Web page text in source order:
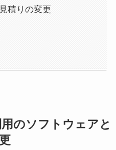
積りの変更
のソフトウェアと